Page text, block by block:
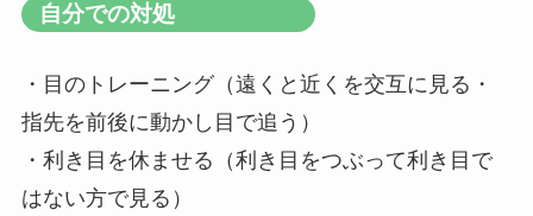
自分での対処
・目のトレーニング（遠くと近くを交互に見る・
指先を前後に動かし目で追う）
・利き目を休ませる（利き目をつぶって利き目で
はない方で見る）